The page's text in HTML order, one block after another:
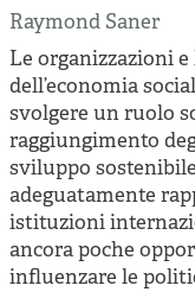
Raymond Saner
Le organizzazioni e
dell’economia
svolgere un ruolo
raggiungimento
sviluppo
adeguatamente
istituzioni
ancora poche
influenzare le